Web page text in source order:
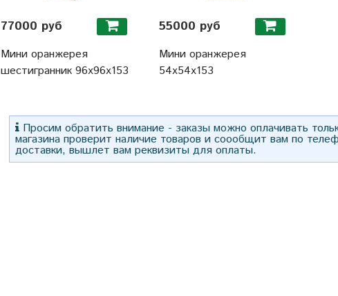
77000 руб
Мини оранжерея
шестигранник 96х96х153
55000 руб
Мини оранжерея
54х54х153
Просим обратить внимание - заказы можно оплачивать
магазина проверит наличие товаров и соообщит вам по
доставки, вышлет вам реквизиты для оплаты.